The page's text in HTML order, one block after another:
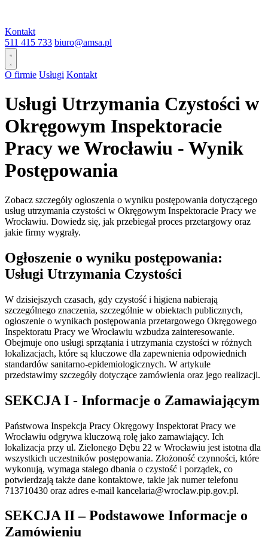
Kontakt
511 415 733 biuro@amsa.pl
O firmie Usługi Kontakt
Usługi Utrzymania Czystości w
Okręgowym Inspektoracie
Pracy we Wrocławiu - Wynik
Postępowania
Zobacz szczegóły ogłoszenia o wyniku postępowania dotyczącego
usług utrzymania czystości w Okręgowym Inspektoracie Pracy we
Wrocławiu. Dowiedz się, jak przebiegał proces przetargowy oraz
jakie firmy wygrały.
Ogłoszenie o wyniku postępowania:
Usługi Utrzymania Czystości
W dzisiejszych czasach, gdy czystość i higiena nabierają
szczególnego znaczenia, szczególnie w obiektach publicznych,
ogłoszenie o wynikach postępowania przetargowego Okręgowego
Inspektoratu Pracy we Wrocławiu wzbudza zainteresowanie.
Obejmuje ono usługi sprzątania i utrzymania czystości w różnych
lokalizacjach, które są kluczowe dla zapewnienia odpowiednich
standardów sanitarno-epidemiologicznych. W artykule
przedstawimy szczegóły dotyczące zamówienia oraz jego realizacji.
SEKCJA I - Informacje o Zamawiającym
Państwowa Inspekcja Pracy Okręgowy Inspektorat Pracy we
Wrocławiu odgrywa kluczową rolę jako zamawiający. Ich
lokalizacja przy ul. Zielonego Dębu 22 w Wrocławiu jest istotna dla
wszystkich uczestników postępowania. Złożoność czynności, które
wykonują, wymaga stałego dbania o czystość i porządek, co
potwierdzają także dane kontaktowe, takie jak numer telefonu
713710430 oraz adres e-mail kancelaria@wroclaw.pip.gov.pl.
SEKCJA II – Podstawowe Informacje o
Zamówieniu